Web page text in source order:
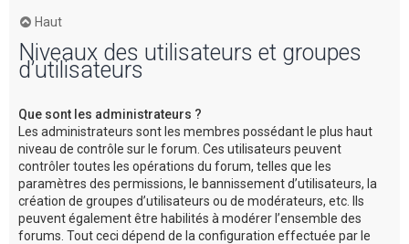
Haut
Niveaux des utilisateurs et groupes
d’utilisateurs
Que sont les administrateurs ?
Les administrateurs sont les membres possédant le plus haut
niveau de contrôle sur le forum. Ces utilisateurs peuvent
contrôler toutes les opérations du forum, telles que les
paramètres des permissions, le bannissement d’utilisateurs, la
création de groupes d’utilisateurs ou de modérateurs, etc. Ils
peuvent également être habilités à modérer l’ensemble des
forums. Tout ceci dépend de la configuration effectuée par le